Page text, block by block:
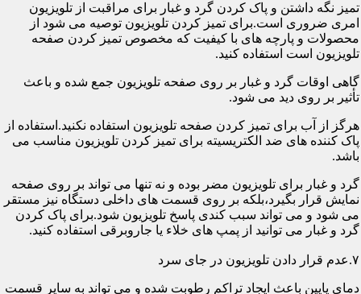
تمیز نگه داشتن و پاک کردن گرد و غبار برای مراقبت از تلویزیون
امری ضروری است.برای تمیز کردن تلویزیون توصیه می شود از
محصولات و پارچه های با کیفیت که مخصوص تمیز کردن صفحه
تلویزیون است استفاده کنید.
گاهی اوقات گرد و غبار بر روی صفحه تلویزیون جمع شده و باعث
تأثیر بر روی دید می شود.
هرگز از آب برای تمیز کردن صفحه تلویزیون استفاده نکنید.استفاده از
پاک کننده های ضد الکتریسیته برای تمیز کردن تلویزیون مناسب می
باشد.
گرد و غبار برای تلویزیون مضر بوده و نه تنها می تواند بر روی صفحه
نمایش قرار بگیرد،بلکه بر روی قسمت های داخلی دستگاه نیز مستقر
می شود و می تواند سبب کندی پاسخ تلویزیون شود.برای پاک کردن
گرد و غبار می توانید از پمپ های خلاء یا جاروبرقی استفاده کنید.
۷.عدم قرار دادن تلویزیون در جای سرد
دمای پایین باعث ایجاد تراکم رطوبت شده و می تواند به سایر قسمت